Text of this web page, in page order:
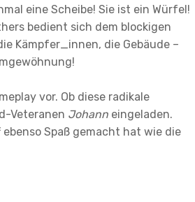
eine Scheibe! Sie ist ein Würfel!
bedient sich dem blockigen
Kämpfer_innen, die Gebäude –
vor. Ob diese radikale
Veteranen Johann eingeladen.
Spaß gemacht hat wie die